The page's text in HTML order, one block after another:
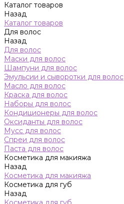
Каталог товаров
Назад
Каталог товаров
Для волос
Назад
Для волос
Маски для волос
Шампуни для волос
Эмульсии и сыворотки для волос
Масло для волос
Краска для волос
Наборы для волос
Кондиционеры для волос
Оксиданты для волос
Мусс для волос
Спреи для волос
Паста для волос
Косметика для макияжа
Назад
Косметика для макияжа
Косметика для губ
Назад